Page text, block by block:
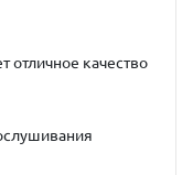
отличное качество